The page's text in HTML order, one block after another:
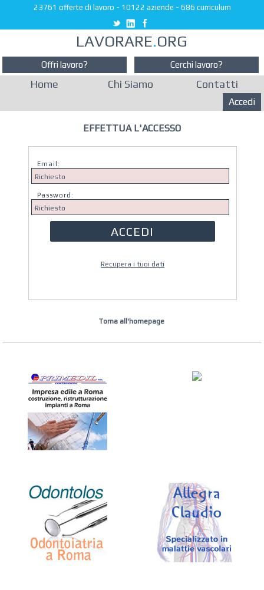
23761 offerte di lavoro - 10122 aziende - 686 curriculum
LAVORARE.ORG
Offri lavoro? Cerchi lavoro?
Home Chi Siamo Contatti
Accedi
EFFETTUA L'ACCESSO
Email:
Password:
Recupera i tuoi dati
Torna all'homepage